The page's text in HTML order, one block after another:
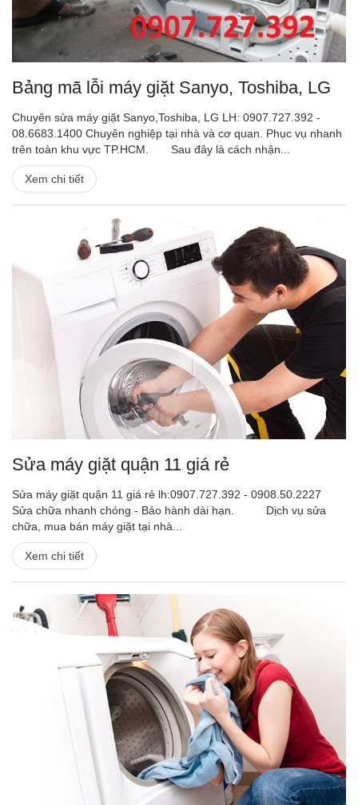
Bảng mã lỗi máy giặt Sanyo, Toshiba, LG
Chuyên sửa máy giặt Sanyo,Toshiba, LG LH: 0907.727.392 -
08.6683.1400 Chuyên nghiệp tại nhà và cơ quan. Phục vụ nhanh
trên toàn khu vực TP.HCM. Sau đây là cách nhận...
Xem chi tiết
Sửa máy giặt quận 11 giá rẻ
Sửa máy giặt quận 11 giá rẻ lh:0907.727.392 - 0908.50.2227
Sửa chữa nhanh chóng - Bảo hành dài hạn. Dịch vụ sửa
chữa, mua bán máy giặt tại nhà...
Xem chi tiết